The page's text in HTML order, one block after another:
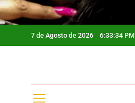
7 de Agosto de 2026 6:33:35 PM